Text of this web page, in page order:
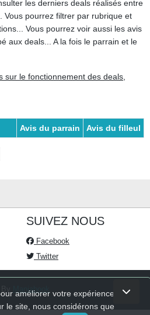
les derniers deals réalisés entre
Vous pourrez filtrer par rubrique et
Vous pourrez voir aussi les avis
aux deals... A la fois le parrain et le
sur le fonctionnement des deals,
Avis du parrain Avis du filleul
SUIVEZ NOUS
Facebook
Twitter
Maniabook
améliorer votre expérience
le site, nous considérons que